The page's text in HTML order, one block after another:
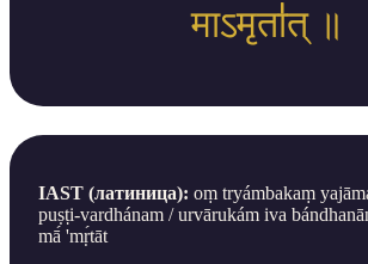
माऽमृता॑॑त् ॥
IAST (латиница): oṃ tryámbakaṃ
puṣṭi-vardhánam / urvārukám iva
mā́ 'mṛ́tāt